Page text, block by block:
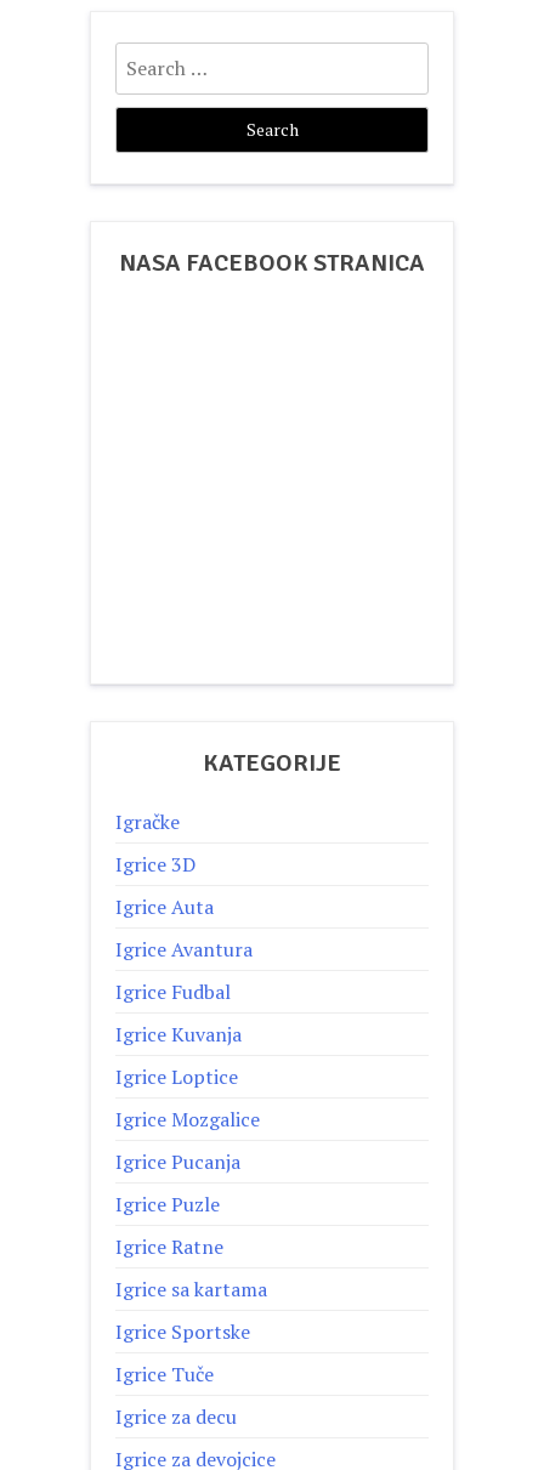
Search
for:
NASA FACEBOOK STRANICA
KATEGORIJE
Igračke
Igrice 3D
Igrice Auta
Igrice Avantura
Igrice Fudbal
Igrice Kuvanja
Igrice Loptice
Igrice Mozgalice
Igrice Pucanja
Igrice Puzle
Igrice Ratne
Igrice sa kartama
Igrice Sportske
Igrice Tuče
Igrice za decu
Igrice za devojcice